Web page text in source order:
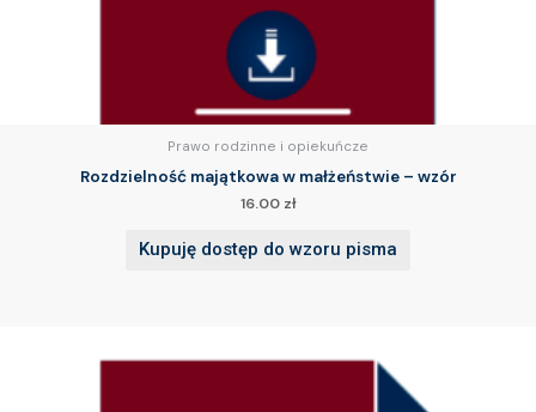
Prawo rodzinne i opiekuńcze
Rozdzielność majątkowa w małżeństwie – wzór
16.00 zł
Kupuję dostęp do wzoru pisma